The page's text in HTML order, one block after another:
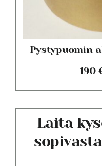
Pystypuomin
190
Laita